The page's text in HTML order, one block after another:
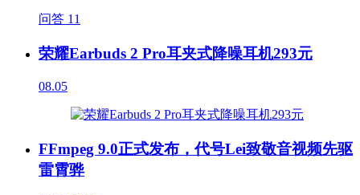
问答 11
荣耀Earbuds 2 Pro耳夹式降噪耳机293元
08.05
FFmpeg 9.0正式发布，代号Lei致敬音视频先驱
雷霄骅